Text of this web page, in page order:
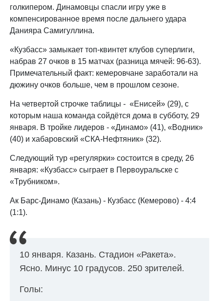
голкипером. Динамовцы спасли игру уже в
компенсированное время после дальнего удара
Данияра Самигуллина.
«Кузбасс» замыкает топ-квинтет клубов суперлиги,
набрав 27 очков в 15 матчах (разница мячей: 96-63).
Примечательный факт: кемеровчане заработали на
дюжину очков больше, чем в прошлом сезоне.
На четвертой строчке таблицы - «Енисей» (29), с
которым наша команда сойдётся дома в субботу, 29
января. В тройке лидеров - «Динамо» (41), «Водник»
(40) и хабаровский «СКА-Нефтяник» (32).
Следующий тур «регулярки» состоится в среду, 26
января: «Кузбасс» сыграет в Первоуральске с
«Трубником».
Ак Барс-Динамо (Казань) - Кузбасс (Кемерово) - 4:4
(1:1).
10 января. Казань. Стадион «Ракета».
Ясно. Минус 10 градусов. 250 зрителей.
Голы: